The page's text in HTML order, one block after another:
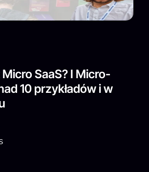
SaaS? I Micro-
10 przykładów i w